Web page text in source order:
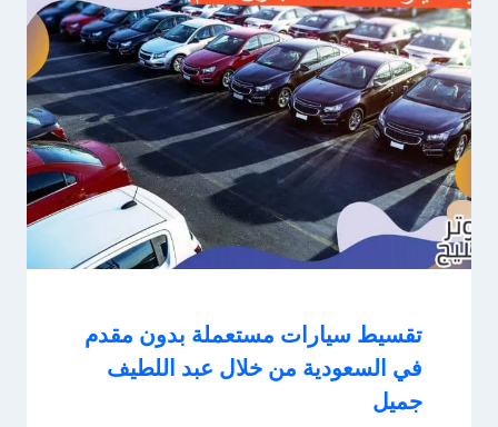
تقسيط سيارات مستعملة بدون مقدم
في السعودية من خلال عبد اللطيف
جميل